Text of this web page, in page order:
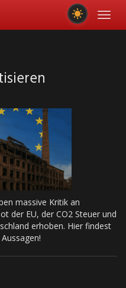
massive Kritik an
der EU, der CO2 Steuer und
erhoben. Hier findest